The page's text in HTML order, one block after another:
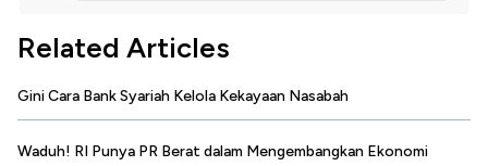
Related Articles
Gini Cara Bank Syariah Kelola Kekayaan Nasabah
Waduh! RI Punya PR Berat dalam Mengembangkan Ekonomi